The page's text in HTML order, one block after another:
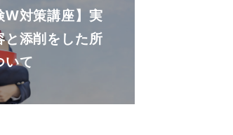
W対策講座】実
と添削をした所
いて